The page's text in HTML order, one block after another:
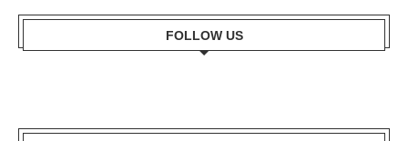
FOLLOW US